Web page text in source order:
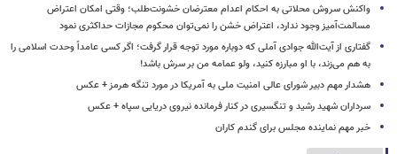
واکنش سروش محلاتی به احکام اعدام معترضان خشونت‌طلب؛ وقتی امکان اعتراض
مسالمت‌آمیز وجود ندارد، اعتراض خشن را نمی‌توان محکوم مجازات حداکثری نمود
گفتاری از آیت‌الله جوادی آملی که دوباره مورد توجه قرار گرفت؛ اگر کسی عامداً وحدت اسلامی را
به هم می‌زند، با او مبارزه کنید، ولو عمامه من بر سرش باشد!
هشدار مهم دبیر شورای عالی امنیت ملی به آمریکا در مورد تنگه هرمز + عکس
سرداران شهید رشید و تنگسیری در کنار فرمانده نیروی دریایی سپاه + عکس
خبر مهم نماینده مجلس برای گندم کاران